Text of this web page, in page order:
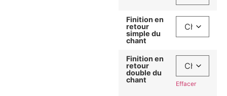
Finition en
retour
simple du
chant
Finition en
retour
double du
chant
Effacer